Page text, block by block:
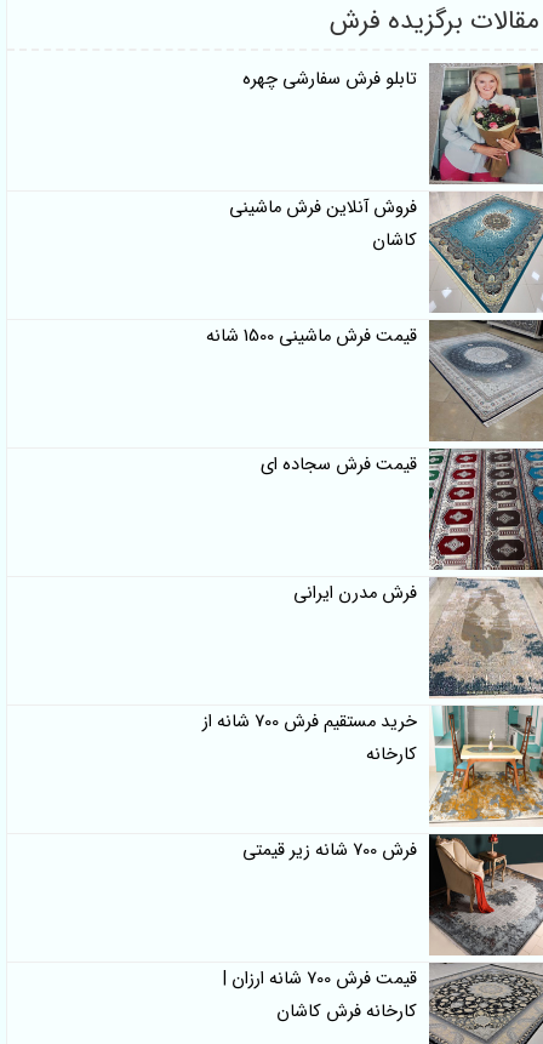
مقالات برگزیده فرش
تابلو فرش سفارشی چهره
فروش آنلاین فرش ماشینی
کاشان
قیمت فرش ماشینی 1500 شانه
قیمت فرش سجاده ای
فرش مدرن ایرانی
خرید مستقیم فرش 700 شانه از
کارخانه
فرش 700 شانه زیر قیمتی
قیمت فرش 700 شانه ارزان |
کارخانه فرش کاشان